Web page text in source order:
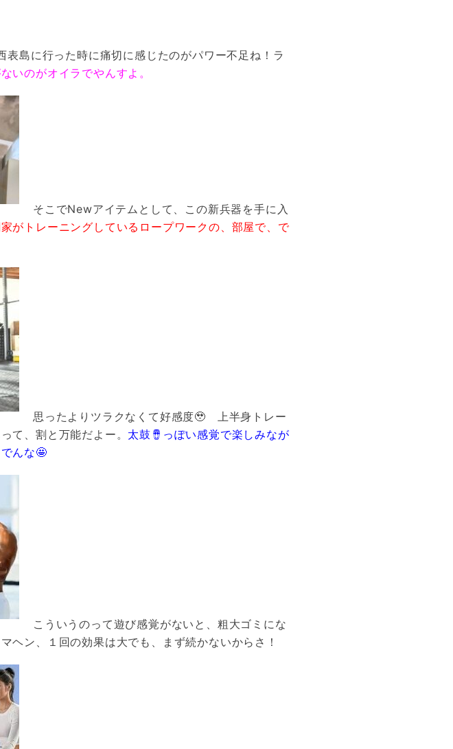
表島に行った時に痛切に感じたのがパワー不足ね！ラ
いのがオイラでやんすよ。
そこでNewアイテムとして、この新兵器を手に入
がトレーニングしているロープワークの、部屋で、で
思ったよりツラクなくて好感度🥹 上半身トレー
て、割と万能だよー。 太鼓🪘っぽい感覚で楽しみなが
んな🤩
こういうのって遊び感覚がないと、粗大ゴミにな
ヘン、１回の効果は大でも、まず続かないからさ！